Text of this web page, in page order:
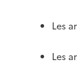
Les
Les